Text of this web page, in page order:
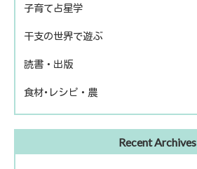
歴史上の人物
話題の人物
子育て占星学
干支の世界で遊ぶ
きのえねファイル
運命を左右する星について
読書・出版
冬のソナタ
食材･レシピ・農
Recent Archives